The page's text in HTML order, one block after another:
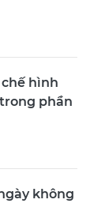
hình
phần
không